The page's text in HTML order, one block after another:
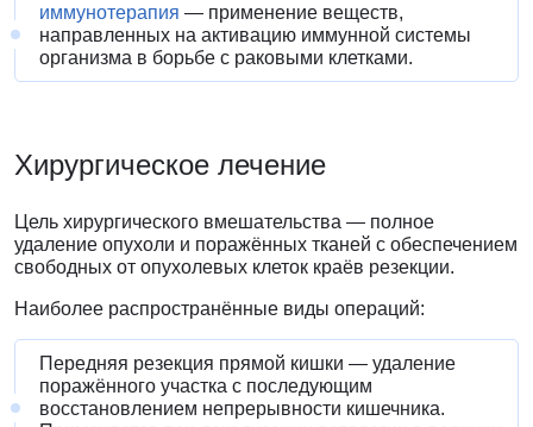
иммунотерапия — применение веществ,
направленных на активацию иммунной системы
организма в борьбе с раковыми клетками.
Хирургическое лечение
Цель хирургического вмешательства — полное
удаление опухоли и поражённых тканей с обеспечением
свободных от опухолевых клеток краёв резекции.
Наиболее распространённые виды операций:
Передняя резекция прямой кишки — удаление
поражённого участка с последующим
восстановлением непрерывности кишечника.